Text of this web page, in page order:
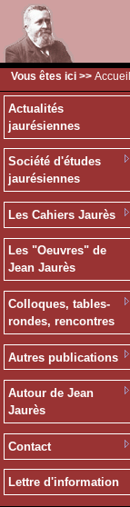
Vous êtes ici >> Accueil
Actualités
jaurésiennes
Société d'études
jaurésiennes
Les Cahiers Jaurès
Les "Oeuvres" de
Jean Jaurès
Colloques, tables-
rondes, rencontres
Autres publications
Autour de Jean
Jaurès
Contact
Lettre d'information